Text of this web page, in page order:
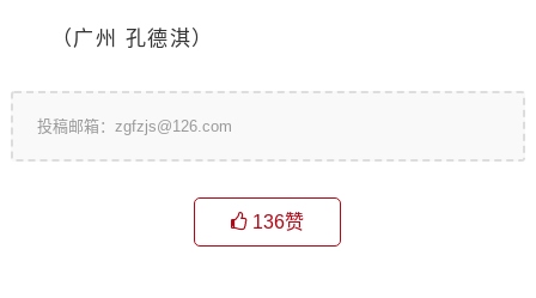
（广州 孔德淇）
投稿邮箱：zgfzjs@126.com
136赞